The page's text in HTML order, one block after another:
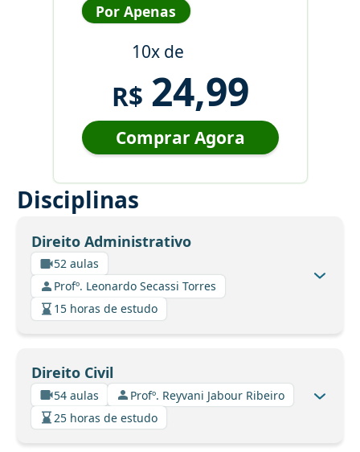
Por Apenas
10x de
R$ 24,99
Comprar Agora
Disciplinas
Direito Administrativo
52 aulas
Profº. Leonardo Secassi Torres
15 horas de estudo
Direito Civil
54 aulas
Profº. Reyvani Jabour Ribeiro
25 horas de estudo